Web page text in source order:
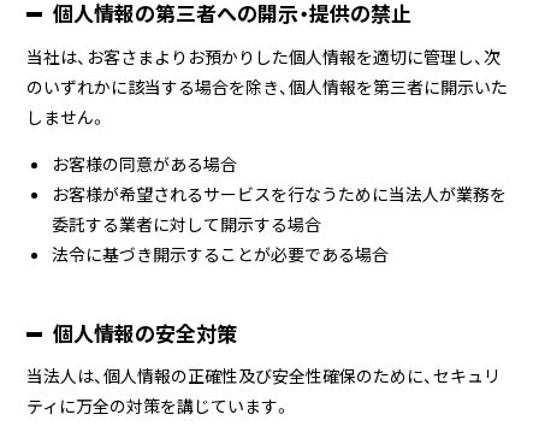
個人情報の第三者への開示・提供の禁止
当社は、お客さまよりお預かりした個人情報を適切に管理し、次
のいずれかに該当する場合を除き、個人情報を第三者に開示いた
しません。
お客様の同意がある場合
お客様が希望されるサービスを行なうために当法人が業務を
委託する業者に対して開示する場合
法令に基づき開示することが必要である場合
個人情報の安全対策
当法人は、個人情報の正確性及び安全性確保のために、セキュリ
ティに万全の対策を講じています。